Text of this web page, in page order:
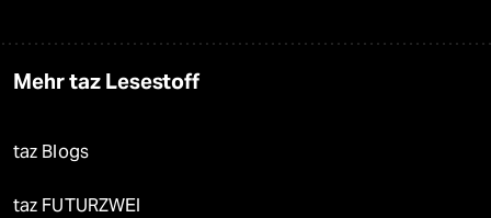
Mehr taz Lesestoff
taz Blogs
taz FUTURZWEI